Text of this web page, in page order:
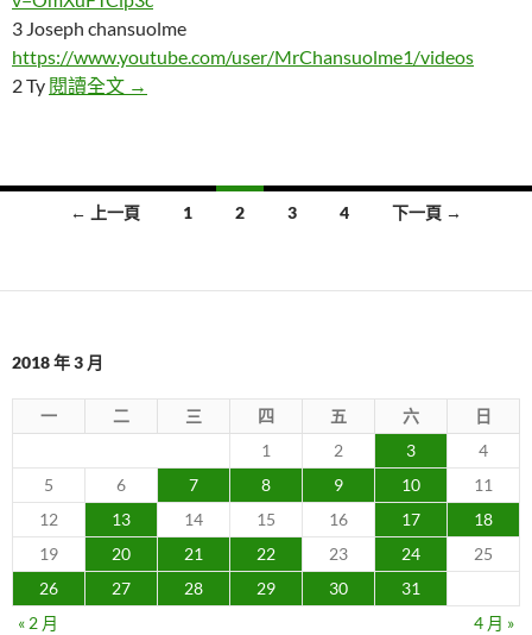
3 Joseph chansuolme
https://www.youtube.com/user/MrChansuolme1/videos
2 Ty 閱讀全文 四個在家中拍攝到無法解釋的靈異現象
→
導
← 上一頁 1 2 3 4 下一頁 →
2018 年 3 月
一 二 三 四 五 六
日
1
2 3
4
5
6 7 8 9 10
11
12
13 14 15 16 17
18
19
20 21 22 23 24
25
26
27 28 29 30
31
« 2 月
4 月 »